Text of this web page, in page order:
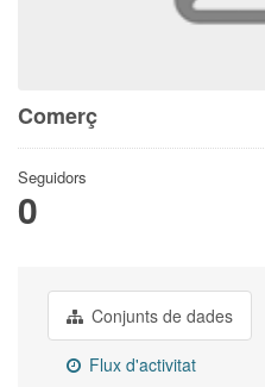
Comerç
Seguidors
0
Conjunts de dades
Flux d'activitat